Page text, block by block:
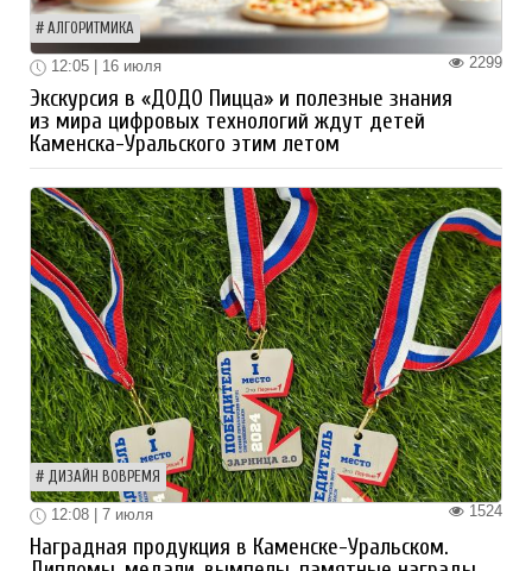
АЛГОРИТМИКА
2299
12:05 | 16 июля
Экскурсия в «ДОДО Пицца» и полезные знания
из мира цифровых технологий ждут детей
Каменска-Уральского этим летом
ДИЗАЙН ВОВРЕМЯ
1524
12:08 | 7 июля
Наградная продукция в Каменске-Уральском.